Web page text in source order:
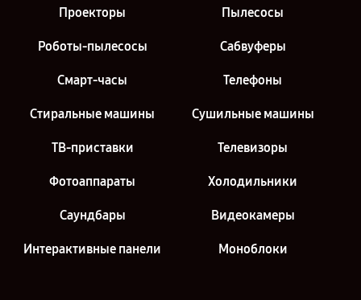
Проекторы Пылесосы
Роботы-пылесосы Сабвуферы
Смарт-часы Телефоны
Стиральные машины Сушильные машины
ТВ-приставки Телевизоры
Фотоаппараты Холодильники
Саундбары Видеокамеры
Интерактивные панели Моноблоки